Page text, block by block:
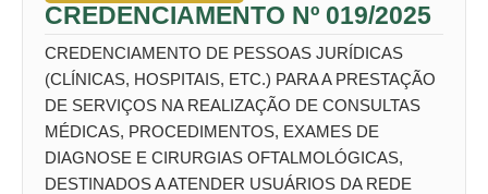
CREDENCIAMENTO Nº 019/2025
CREDENCIAMENTO DE PESSOAS JURÍDICAS
(CLÍNICAS, HOSPITAIS, ETC.) PARA A PRESTAÇÃO
DE SERVIÇOS NA REALIZAÇÃO DE CONSULTAS
MÉDICAS, PROCEDIMENTOS, EXAMES DE
DIAGNOSE E CIRURGIAS OFTALMOLÓGICAS,
DESTINADOS A ATENDER USUÁRIOS DA REDE